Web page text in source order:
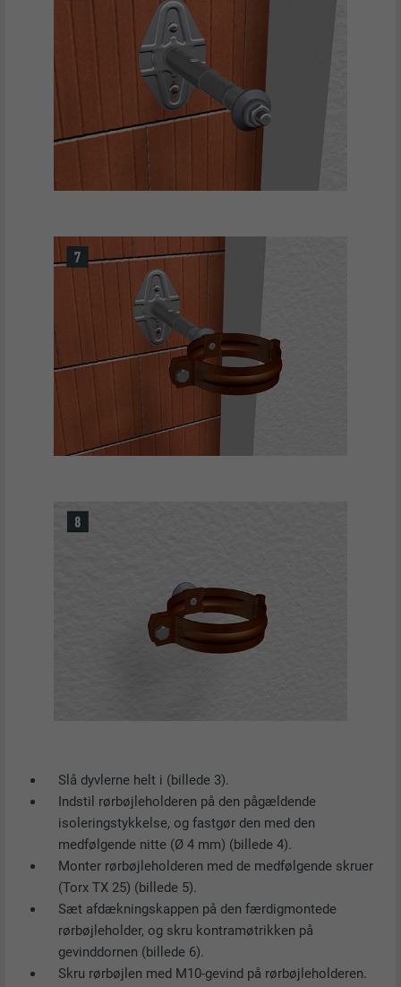
Slå dyvlerne helt i (billede 3).
Indstil rørbøjleholderen på den pågældende
isoleringstykkelse, og fastgør den med den
medfølgende nitte (Ø 4 mm) (billede 4).
Monter rørbøjleholderen med de medfølgende skruer
(Torx TX 25) (billede 5).
Sæt afdækningskappen på den færdigmontede
rørbøjleholder, og skru kontramøtrikken på
gevinddornen (billede 6).
Skru rørbøjlen med M10-gevind på rørbøjleholderen.